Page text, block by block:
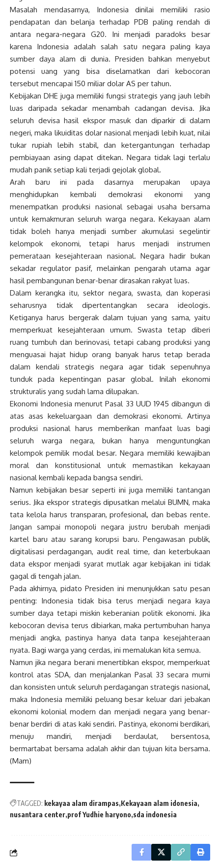
Masalah mendasarnya, Indonesia dinilai memiliki rasio
pendapatan dan belanja terhadap PDB paling rendah di
antara negara-negara G20. Ini menjadi paradoks besar
karena Indonesia adalah salah satu negara paling kaya
sumber daya alam di dunia. Presiden bahkan menyebut
potensi uang yang bisa diselamatkan dari kebocoran
tersebut mencapai 150 miliar dolar AS per tahun.
Kebijakan DHE juga memiliki fungsi strategis yang jauh lebih
luas daripada sekadar menambah cadangan devisa. Jika
seluruh devisa hasil ekspor masuk dan diparkir di dalam
negeri, maka likuiditas dolar nasional menjadi lebih kuat, nilai
tukar rupiah lebih stabil, dan ketergantungan terhadap
pembiayaan asing dapat ditekan. Negara tidak lagi terlalu
mudah panik setiap kali terjadi gejolak global.
Arah baru ini pada dasarnya merupakan upaya
menghidupkan kembali demokrasi ekonomi yang
menempatkan produksi nasional sebagai usaha bersama
untuk kemakmuran seluruh warga negara. Kekayaan alam
tidak boleh hanya menjadi sumber akumulasi segelintir
kelompok ekonomi, tetapi harus menjadi instrumen
pemerataan kesejahteraan nasional. Negara hadir bukan
sekadar regulator pasif, melainkan pengarah utama agar
hasil pembangunan benar-benar dirasakan rakyat luas.
Dalam kerangka itu, sektor negara, swasta, dan koperasi
seharusnya tidak dipertentangkan secara ideologis.
Ketiganya harus bergerak dalam tujuan yang sama, yaitu
memperkuat kesejahteraan umum. Swasta tetap diberi
ruang tumbuh dan berinovasi, tetapi cabang produksi yang
menguasai hajat hidup orang banyak harus tetap berada
dalam kendali strategis negara agar tidak sepenuhnya
tunduk pada kepentingan pasar global. Inilah ekonomi
strukturalis yang sudah lama dilupakan.
Ekonomi Indonesia menurut Pasal 33 UUD 1945 dibangun di
atas asas kekeluargaan dan demokrasi ekonomi. Artinya
produksi nasional harus memberikan manfaat luas bagi
seluruh warga negara, bukan hanya menguntungkan
kelompok pemilik modal besar. Negara memiliki kewajiban
moral dan konstitusional untuk memastikan kekayaan
nasional kembali kepada bangsa sendiri.
Namun kebijakan besar seperti ini juga memiliki tantangan
serius. Jika ekspor strategis dipusatkan melalui BUMN, maka
tata kelola harus transparan, profesional, dan bebas rente.
Jangan sampai monopoli negara justru berubah menjadi
kartel baru atau sarang korupsi baru. Pengawasan publik,
digitalisasi perdagangan, audit real time, dan keterbukaan
data ekspor menjadi syarat mutlak agar kebijakan ini tidak
gagal di tengah jalan.
Pada akhirnya, pidato Presiden ini menunjukkan satu pesan
penting: Indonesia tidak bisa terus menjadi negara kaya
sumber daya tetapi miskin keberanian politik ekonomi. Jika
kebocoran devisa terus dibiarkan, maka pertumbuhan hanya
menjadi angka, pastinya hanya data tanpa kesejahteraan
nyata. Bagi warga yang cerdas, ini memalukan kita semua.
Namun jika negara berani menertibkan ekspor, memperkuat
kontrol atas SDA, dan menjalankan Pasal 33 secara murni
dan konsisten untuk seluruh perdagangan strategis nasional,
maka Indonesia memiliki peluang besar keluar dari jebakan
ekonomi kolonial modern dan menjadi negara yang benar-
benar berdiri di atas kaki sendiri. Pastinya, ekonomi berdikari,
menuju mandiri, menjadi berdaulat, bersentosa,
bermartabat bersama adalah akhir dan tujuan kita bersama.
(Mam)
TAGGED: kekayaa alam dirampas Kekayaan alam idonesia
nusantara center prof Yudhie haryono sda indonesia